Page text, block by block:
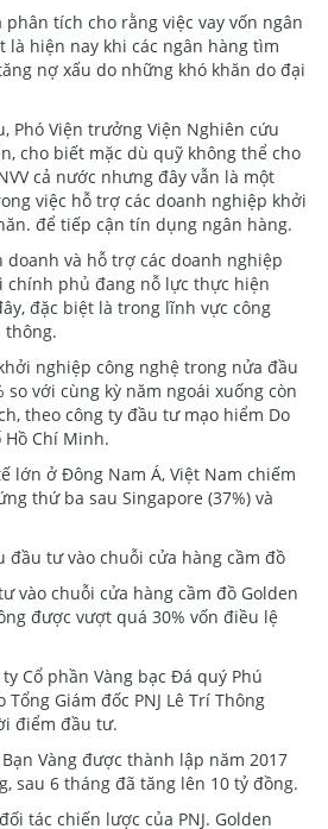
phân tích cho rằng việc vay vốn ngân
là hiện nay khi các ngân hàng tìm
nợ xấu do những khó khăn do đại
Phó Viện trưởng Viện Nghiên cứu
cho biết mặc dù quỹ không thể cho
cả nước nhưng đây vẫn là một
việc hỗ trợ các doanh nghiệp khởi
để tiếp cận tín dụng ngân hàng.
và hỗ trợ các doanh nghiệp
chính phủ đang nỗ lực thực hiện
đặc biệt là trong lĩnh vực công
thông.
nghiệp công nghệ trong nửa đầu
so với cùng kỳ năm ngoái xuống còn
theo công ty đầu tư mạo hiểm Do
Chí Minh.
lớn ở Đông Nam Á, Việt Nam chiếm
thứ ba sau Singapore (37%) và
đầu tư vào chuỗi cửa hàng cầm đồ
vào chuỗi cửa hàng cầm đồ Golden
được vượt quá 30% vốn điều lệ
Cổ phần Vàng bạc Đá quý Phú
Tổng Giám đốc PNJ Lê Trí Thông
điểm đầu tư.
Vàng được thành lập năm 2017
sau 6 tháng đã tăng lên 10 tỷ đồng.
tác chiến lược của PNJ. Golden